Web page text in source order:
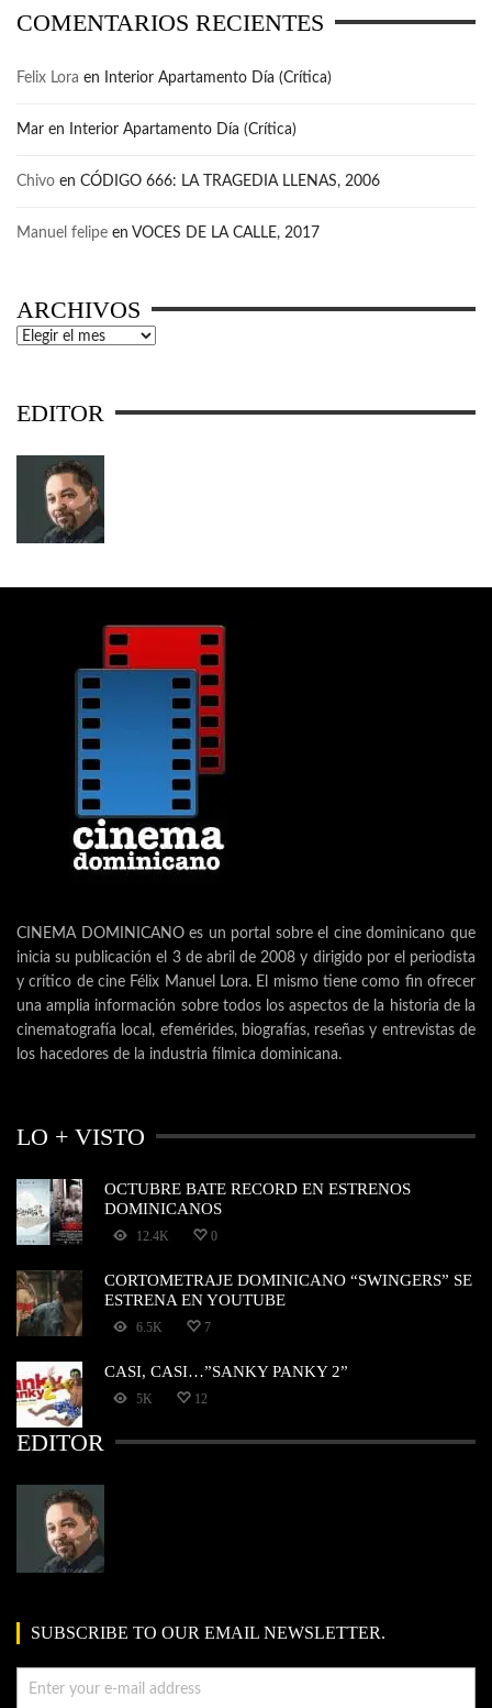
COMENTARIOS RECIENTES
Felix Lora en Interior Apartamento Día (Crítica)
Mar en Interior Apartamento Día (Crítica)
Chivo en CÓDIGO 666: LA TRAGEDIA LLENAS, 2006
Manuel felipe en VOCES DE LA CALLE, 2017
ARCHIVOS
Archivos
EDITOR
CINEMA DOMINICANO es un portal sobre el cine dominicano que
inicia su publicación el 3 de abril de 2008 y dirigido por el periodista
y crítico de cine Félix Manuel Lora. El mismo tiene como fin ofrecer
una amplia información sobre todos los aspectos de la historia de la
cinematografía local, efemérides, biografías, reseñas y entrevistas de
los hacedores de la industria fílmica dominicana.
LO + VISTO
OCTUBRE BATE RECORD EN ESTRENOS
DOMINICANOS
12.4K 0
CORTOMETRAJE DOMINICANO “SWINGERS” SE
ESTRENA EN YOUTUBE
6.5K 7
CASI, CASI…”SANKY PANKY 2”
5K 12
EDITOR
SUBSCRIBE TO OUR EMAIL NEWSLETTER.